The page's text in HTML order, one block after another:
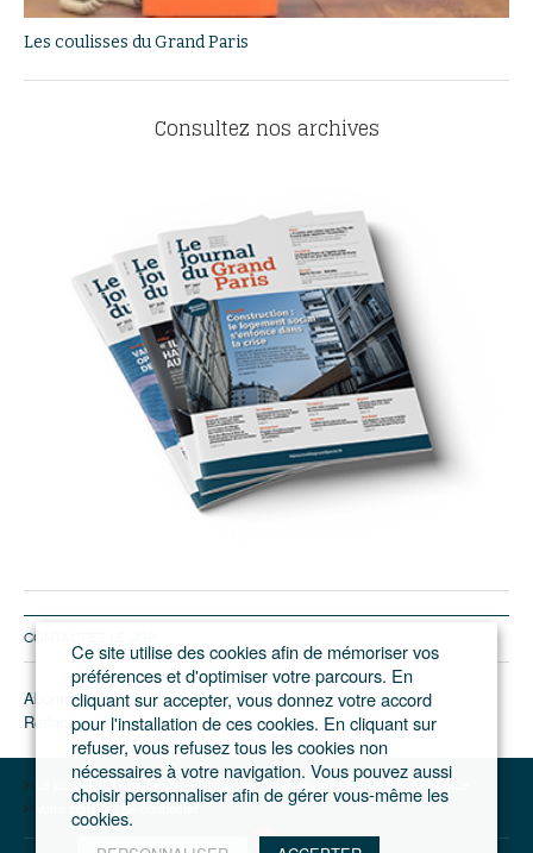
Les coulisses du Grand Paris
Consultez nos archives
CONTACTEZ LE JGP
Abonnement/pub
Rédaction
Le journal du Grand Paris – L'actualité du développement de l'Ile-de-France
Votre compte
Se connecter
Ce site utilise des cookies afin de mémoriser vos
préférences et d'optimiser votre parcours. En
cliquant sur accepter, vous donnez votre accord
pour l'installation de ces cookies. En cliquant sur
refuser, vous refusez tous les cookies non
nécessaires à votre navigation. Vous pouvez aussi
choisir personnaliser afin de gérer vous-même les
cookies.